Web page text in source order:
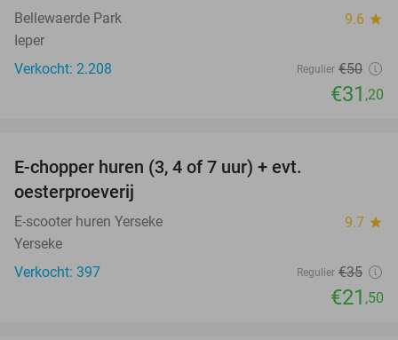
Bellewaerde Park 9.6 star
Ieper
Verkocht: 2.208
Regulier €50
€31 ,20
E-chopper huren (3, 4 of 7 uur) + evt.
oesterproeverij
E-scooter huren Yerseke 9.7 star
Yerseke
Verkocht: 397
Regulier €35
€21 ,50